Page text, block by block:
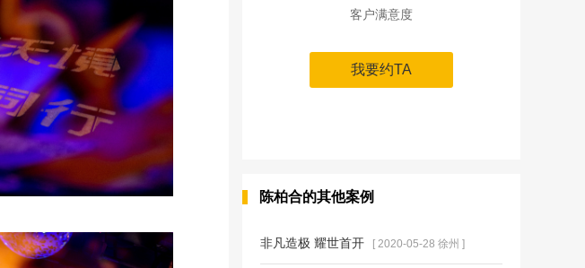
客户满意度
我要约TA
陈柏合的其他案例
非凡造极 耀世首开 [ 2020-05-28 徐州 ]